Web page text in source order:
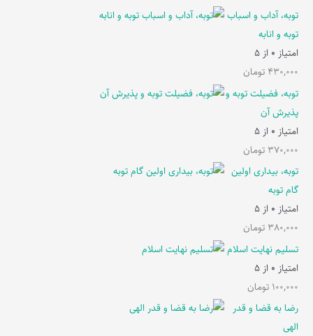
توبه، آداب و اسباب
توبه و انابه
امتیاز 0 از 5
430,000 تومان
توبه، فضیلت توبه و
پذیرش آن
امتیاز 0 از 5
370,000 تومان
توبه، بیداری اولین
گام توبه
امتیاز 0 از 5
380,000 تومان
تسلیم نهایت اسلام
امتیاز 0 از 5
100,000 تومان
رضا به قضا و قدر
الهی